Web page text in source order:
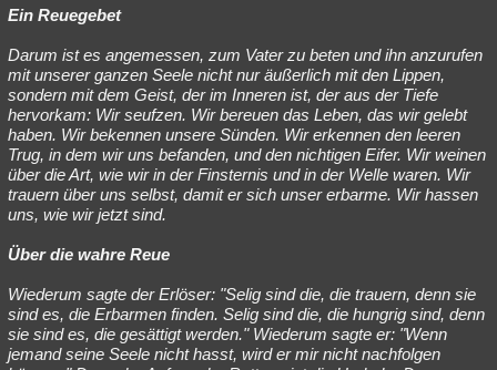
Ein Reuegebet
Darum ist es angemessen, zum Vater zu beten und ihn anzurufen
mit unserer ganzen Seele nicht nur äußerlich mit den Lippen,
sondern mit dem Geist, der im Inneren ist, der aus der Tiefe
hervorkam: Wir seufzen. Wir bereuen das Leben, das wir gelebt
haben. Wir bekennen unsere Sünden. Wir erkennen den leeren
Trug, in dem wir uns befanden, und den nichtigen Eifer. Wir weinen
über die Art, wie wir in der Finsternis und in der Welle waren. Wir
trauern über uns selbst, damit er sich unser erbarme. Wir hassen
uns, wie wir jetzt sind.
Über die wahre Reue
Wiederum sagte der Erlöser: "Selig sind die, die trauern, denn sie
sind es, die Erbarmen finden. Selig sind die, die hungrig sind, denn
sie sind es, die gesättigt werden." Wiederum sagte er: "Wenn
jemand seine Seele nicht hasst, wird er mir nicht nachfolgen